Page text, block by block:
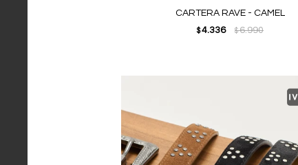
CARTERA RAVE - CAMEL
$4.336 $6.990